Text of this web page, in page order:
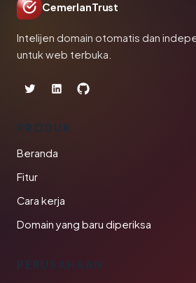
CemerlanTrust
Intelijen domain otomatis dan
untuk web terbuka.
PRODUK
Beranda
Fitur
Cara kerja
Domain yang baru diperiksa
PERUSAHAAN